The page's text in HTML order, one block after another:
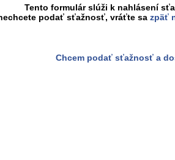
Tento formulár slúži k nahlásení
podať sťažnosť, vráťte sa zpäť
Chcem podať sťažnosť a